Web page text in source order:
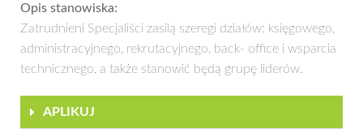
Opis stanowiska:
Zatrudnieni Specjaliści zasilą szeregi działów: księgowego,
administracyjnego, rekrutacyjnego, back- office i wsparcia
technicznego, a także stanowić będą grupę liderów.
APLIKUJ